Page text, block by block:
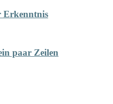
Erkenntnis
paar Zeilen